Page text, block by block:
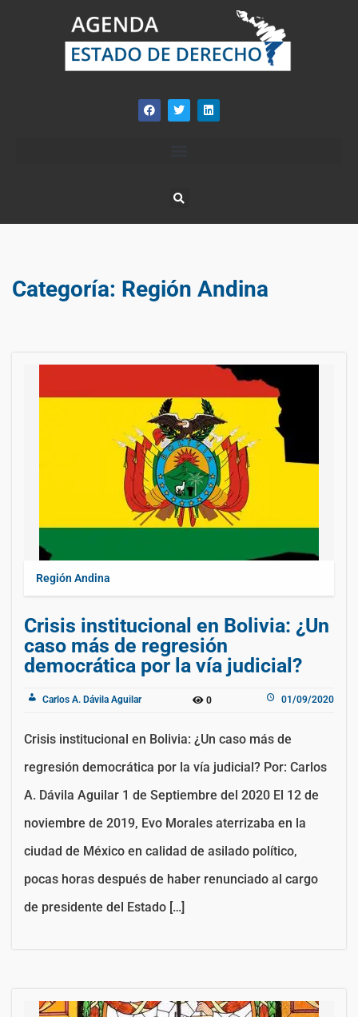
Categoría: Región Andina
Región Andina
Crisis institucional en Bolivia: ¿Un
caso más de regresión
democrática por la vía judicial?
Carlos A. Dávila Aguilar 0 01/09/2020
Crisis institucional en Bolivia: ¿Un caso más de
regresión democrática por la vía judicial? Por: Carlos
A. Dávila Aguilar 1 de Septiembre del 2020 El 12 de
noviembre de 2019, Evo Morales aterrizaba en la
ciudad de México en calidad de asilado político,
pocas horas después de haber renunciado al cargo
de presidente del Estado […]